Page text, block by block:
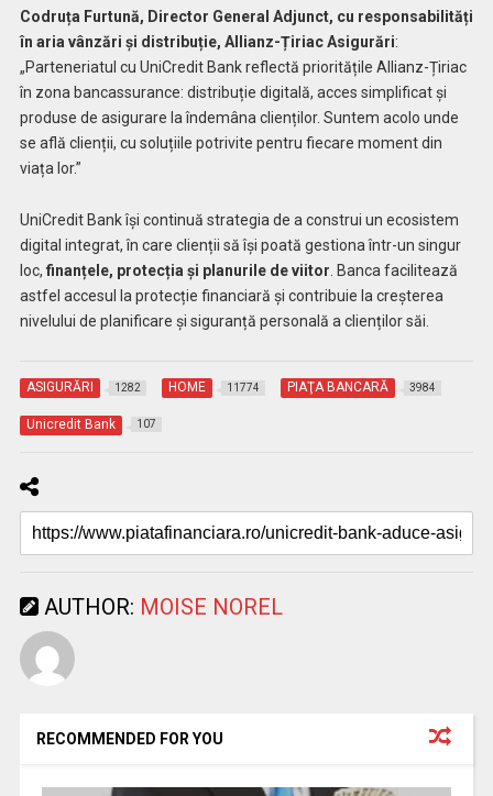
Codruța Furtună, Director General Adjunct, cu responsabilități
în aria vânzări și distribuție, Allianz-Țiriac Asigurări:
„Parteneriatul cu UniCredit Bank reflectă prioritățile Allianz-Țiriac
în zona bancassurance: distribuție digitală, acces simplificat și
produse de asigurare la îndemâna clienților. Suntem acolo unde
se află clienții, cu soluțiile potrivite pentru fiecare moment din
viața lor.”
UniCredit Bank își continuă strategia de a construi un ecosistem
digital integrat, în care clienții să își poată gestiona într-un singur
loc, finanțele, protecția și planurile de viitor . Banca facilitează
astfel accesul la protecție financiară și contribuie la creșterea
nivelului de planificare și siguranță personală a clienților săi.
ASIGURĂRI 1282 HOME 11774 PIAŢA BANCARĂ 3984
Unicredit Bank 107
AUTHOR: MOISE NOREL
RECOMMENDED FOR YOU